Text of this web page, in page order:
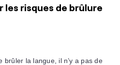
les risques de brûlure
brûler la langue, il n’y a pas de